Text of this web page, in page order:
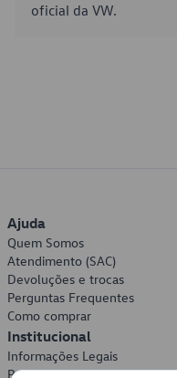
oficial da VW.
Ajuda
Quem Somos
Atendimento (SAC)
Devoluções e trocas
Perguntas Frequentes
Como comprar
Institucional
Informações Legais
Política de Privacidade